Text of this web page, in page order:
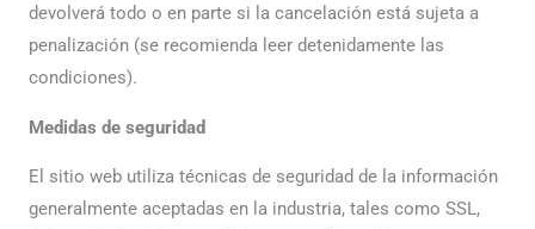
devolverá todo o en parte si la cancelación está sujeta a
penalización (se recomienda leer detenidamente las
condiciones).
Medidas de seguridad
El sitio web utiliza técnicas de seguridad de la información
generalmente aceptadas en la industria, tales como SSL,